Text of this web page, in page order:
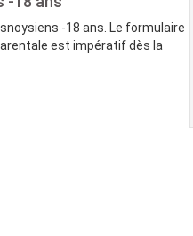
-18 ans. Le formulaire
est impératif dès la